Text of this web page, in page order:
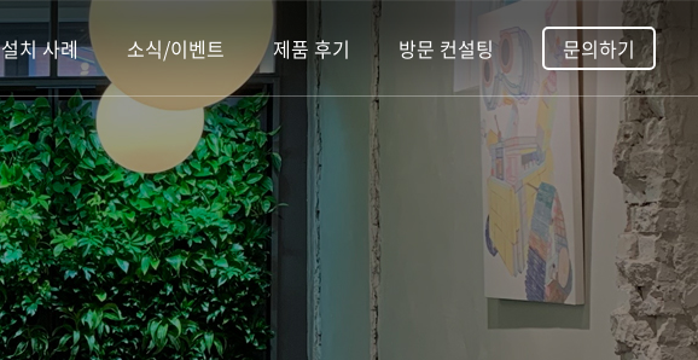
설치 사례 소식/이벤트 제품 후기 방문 컨설팅 문의하기